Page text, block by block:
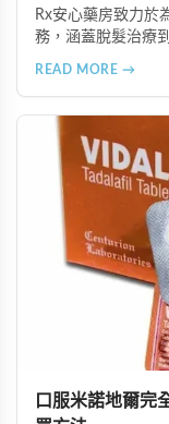
Rx安心藥房致力於
務，涵蓋脫髮治療
READ MORE →
口服米諾地爾完